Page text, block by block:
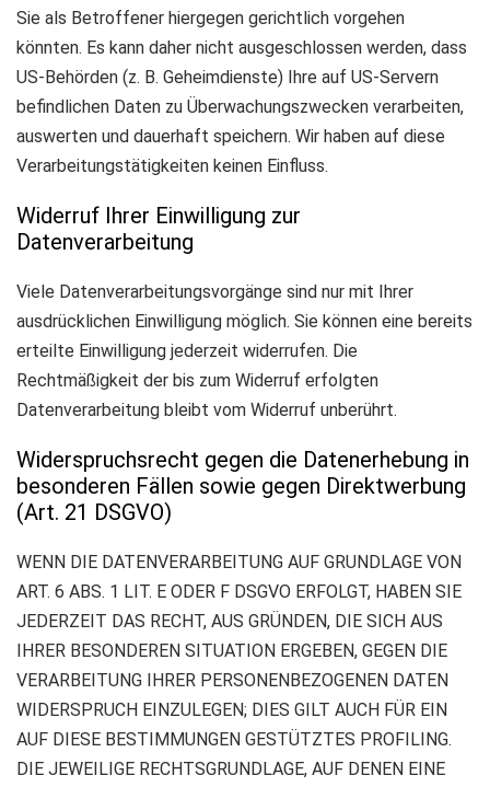
Sie als Betroffener hiergegen gerichtlich vorgehen
könnten. Es kann daher nicht ausgeschlossen werden, dass
US-Behörden (z. B. Geheimdienste) Ihre auf US-Servern
befindlichen Daten zu Überwachungszwecken verarbeiten,
auswerten und dauerhaft speichern. Wir haben auf diese
Verarbeitungstätigkeiten keinen Einfluss.
Widerruf Ihrer Einwilligung zur
Datenverarbeitung
Viele Datenverarbeitungsvorgänge sind nur mit Ihrer
ausdrücklichen Einwilligung möglich. Sie können eine bereits
erteilte Einwilligung jederzeit widerrufen. Die
Rechtmäßigkeit der bis zum Widerruf erfolgten
Datenverarbeitung bleibt vom Widerruf unberührt.
Widerspruchsrecht gegen die Datenerhebung in
besonderen Fällen sowie gegen Direktwerbung
(Art. 21 DSGVO)
WENN DIE DATENVERARBEITUNG AUF GRUNDLAGE VON
ART. 6 ABS. 1 LIT. E ODER F DSGVO ERFOLGT, HABEN SIE
JEDERZEIT DAS RECHT, AUS GRÜNDEN, DIE SICH AUS
IHRER BESONDEREN SITUATION ERGEBEN, GEGEN DIE
VERARBEITUNG IHRER PERSONENBEZOGENEN DATEN
WIDERSPRUCH EINZULEGEN; DIES GILT AUCH FÜR EIN
AUF DIESE BESTIMMUNGEN GESTÜTZTES PROFILING.
DIE JEWEILIGE RECHTSGRUNDLAGE, AUF DENEN EINE